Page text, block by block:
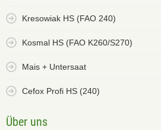
Kresowiak HS (FAO 240)
Kosmal HS (FAO K260/S270)
Mais + Untersaat
Cefox Profi HS (240)
Über uns